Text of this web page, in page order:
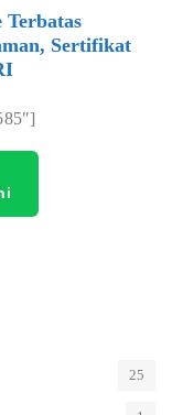
Sertifikat
25